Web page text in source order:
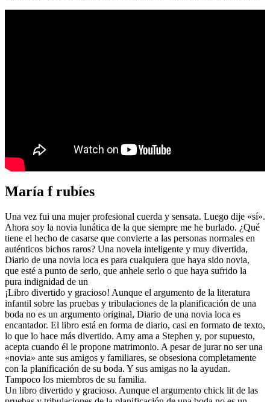
María f rubíes
Una vez fui una mujer profesional cuerda y sensata. Luego dije «sí».
Ahora soy la novia lunática de la que siempre me he burlado. ¿Qué
tiene el hecho de casarse que convierte a las personas normales en
auténticos bichos raros? Una novela inteligente y muy divertida,
Diario de una novia loca es para cualquiera que haya sido novia,
que esté a punto de serlo, que anhele serlo o que haya sufrido la
pura indignidad de un
¡Libro divertido y gracioso! Aunque el argumento de la literatura
infantil sobre las pruebas y tribulaciones de la planificación de una
boda no es un argumento original, Diario de una novia loca es
encantador. El libro está en forma de diario, casi en formato de texto,
lo que lo hace más divertido. Amy ama a Stephen y, por supuesto,
acepta cuando él le propone matrimonio. A pesar de jurar no ser una
«novia» ante sus amigos y familiares, se obsesiona completamente
con la planificación de su boda. Y sus amigas no la ayudan.
Tampoco los miembros de su familia.
Un libro divertido y gracioso. Aunque el argumento chick lit de las